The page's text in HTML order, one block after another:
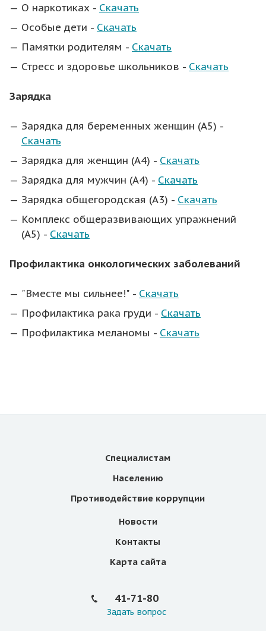
О наркотиках - Скачать
Особые дети - Скачать
Памятки родителям - Скачать
Стресс и здоровье школьников - Скачать
Зарядка
Зарядка для беременных женщин (А5) -
Скачать
Зарядка для женщин (А4) - Скачать
Зарядка для мужчин (А4) - Скачать
Зарядка общегородская (А3) - Скачать
Комплекс общеразвивающих упражнений
(А5) - Скачать
Профилактика онкологических заболеваний
"Вместе мы сильнее!" - Скачать
Профилактика рака груди - Скачать
Профилактика меланомы - Скачать
Специалистам
Населению
Противодействие коррупции
Новости
Контакты
Карта сайта
41-71-80
Задать вопрос